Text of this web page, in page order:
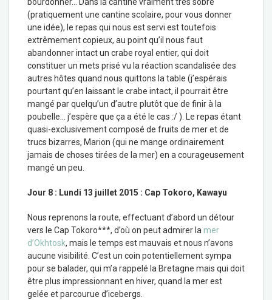
bourdonner… Dans la cantine vraiment très sobre
(pratiquement une cantine scolaire, pour vous donner
une idée), le repas qui nous est servi est toutefois
extrêmement copieux, au point qu’il nous faut
abandonner intact un crabe royal entier, qui doit
constituer un mets prisé vu la réaction scandalisée des
autres hôtes quand nous quittons la table (j’espérais
pourtant qu’en laissant le crabe intact, il pourrait être
mangé par quelqu’un d’autre plutôt que de finir à la
poubelle… j’espère que ça a été le cas :/ ). Le repas étant
quasi-exclusivement composé de fruits de mer et de
trucs bizarres, Marion (qui ne mange ordinairement
jamais de choses tirées de la mer) en a courageusement
mangé un peu.
Jour 8 : Lundi 13 juillet 2015 : Cap Tokoro, Kawayu
Nous reprenons la route, effectuant d’abord un détour
vers le Cap Tokoro***, d’où on peut admirer lamer
d’Okhtosk, mais le temps est mauvais et nous n’avons
aucune visibilité. C’est un coin potentiellement sympa
pour se balader, qui m’a rappelé la Bretagne mais qui doit
être plus impressionnant en hiver, quand la mer est
gelée et parcourue d’icebergs.